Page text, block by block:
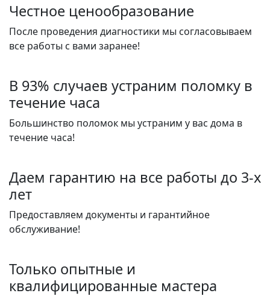
Честное ценообразование
После проведения диагностики мы согласовываем
все работы с вами заранее!
В 93% случаев устраним поломку в
течение часа
Большинство поломок мы устраним у вас дома в
течение часа!
Даем гарантию на все работы до 3-х
лет
Предоставляем документы и гарантийное
обслуживание!
Только опытные и
квалифицированные мастера